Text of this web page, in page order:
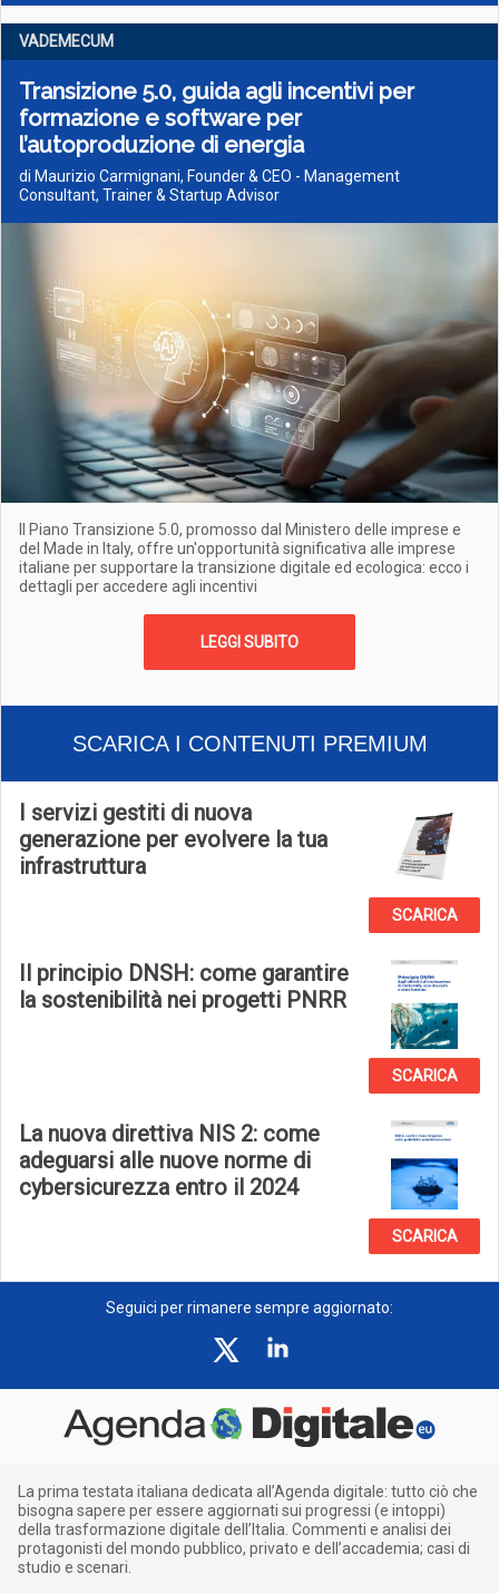
VADEMECUM
Transizione 5.0, guida agli incentivi per
formazione e software per
l’autoproduzione di energia
di Maurizio Carmignani, Founder & CEO - Management
Consultant, Trainer & Startup Advisor
Il Piano Transizione 5.0, promosso dal Ministero delle imprese e
del Made in Italy, offre un'opportunità significativa alle imprese
italiane per supportare la transizione digitale ed ecologica: ecco i
dettagli per accedere agli incentivi
LEGGI SUBITO
SCARICA I CONTENUTI PREMIUM
I servizi gestiti di nuova
generazione per evolvere la tua
infrastruttura
SCARICA
Il principio DNSH: come garantire
la sostenibilità nei progetti PNRR
SCARICA
La nuova direttiva NIS 2: come
adeguarsi alle nuove norme di
cybersicurezza entro il 2024
SCARICA
Seguici per rimanere sempre aggiornato:
La prima testata italiana dedicata all’Agenda digitale: tutto ciò che
bisogna sapere per essere aggiornati sui progressi (e intoppi)
della trasformazione digitale dell’Italia. Commenti e analisi dei
protagonisti del mondo pubblico, privato e dell’accademia; casi di
studio e scenari.